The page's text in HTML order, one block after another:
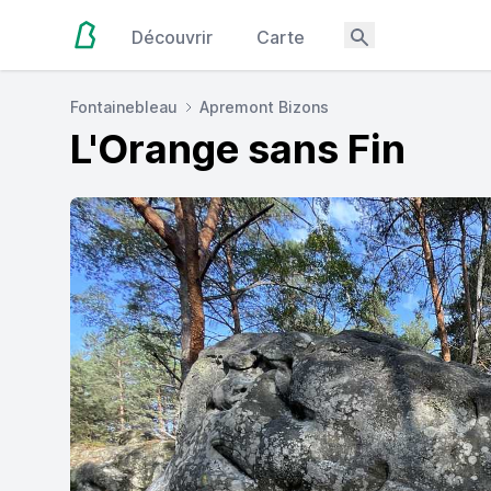
Découvrir Carte
Fontainebleau Apremont Bizons
L'Orange sans Fin